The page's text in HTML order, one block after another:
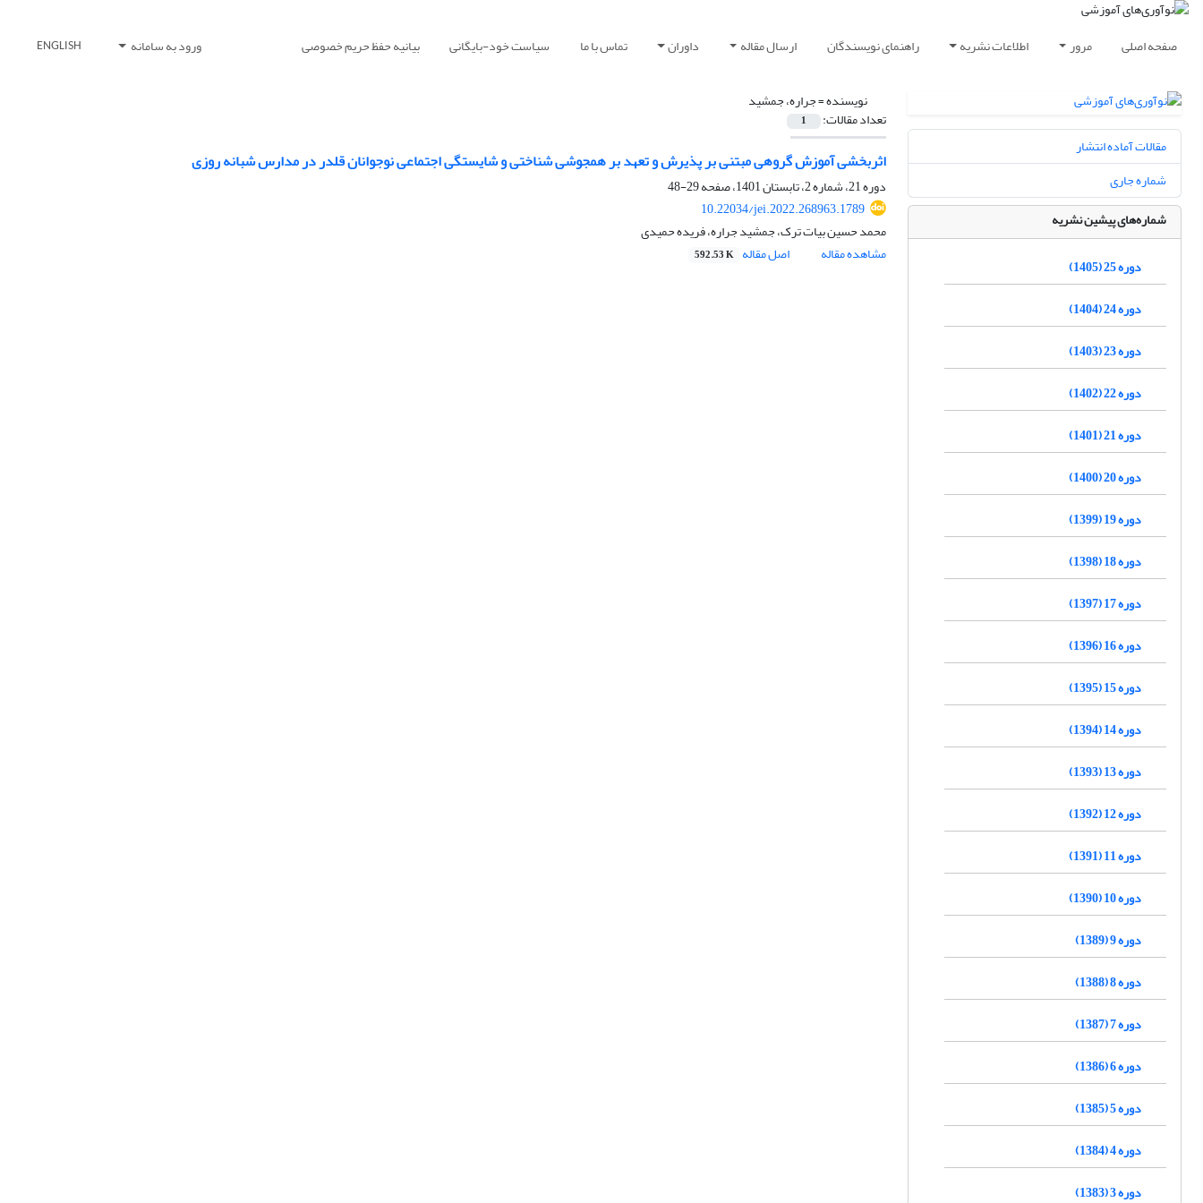
صفحه اصلی مرور اطلاعات نشریه راهنمای نویسندگان ارسال مقاله داوران تماس با ما سیاست خود-بایگانی بیانیه حفظ حریم خصوصی ورود به سامانه ENGLISH
نویسنده =جراره، جمشید
تعداد مقالات: 1
اثربخشی آموزش گروهی مبتنی بر پذیرش و تعهد بر همجوشی شناختی و شایستگی اجتماعی نوجوانان قلدر در مدارس شبانه روزی
دوره 21، شماره 2، تابستان 1401، صفحه
29-48
10.22034/jei.2022.268963.1789
محمد حسین بیات ترک، جمشید جراره، فریده حمیدی
مشاهده مقاله
اصل مقاله 592.53 K
مقالات آماده انتشار
شماره جاری
شماره‌های پیشین نشریه
دوره 25 (1405)
دوره 24 (1404)
دوره 23 (1403)
دوره 22 (1402)
دوره 21 (1401)
دوره 20 (1400)
دوره 19 (1399)
دوره 18 (1398)
دوره 17 (1397)
دوره 16 (1396)
دوره 15 (1395)
دوره 14 (1394)
دوره 13 (1393)
دوره 12 (1392)
دوره 11 (1391)
دوره 10 (1390)
دوره 9 (1389)
دوره 8 (1388)
دوره 7 (1387)
دوره 6 (1386)
دوره 5 (1385)
دوره 4 (1384)
دوره 3 (1383)